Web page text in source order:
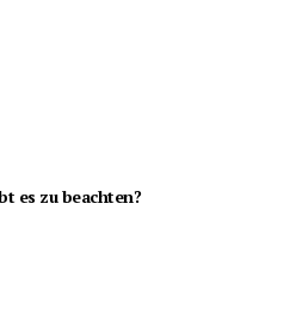
es zu beachten?